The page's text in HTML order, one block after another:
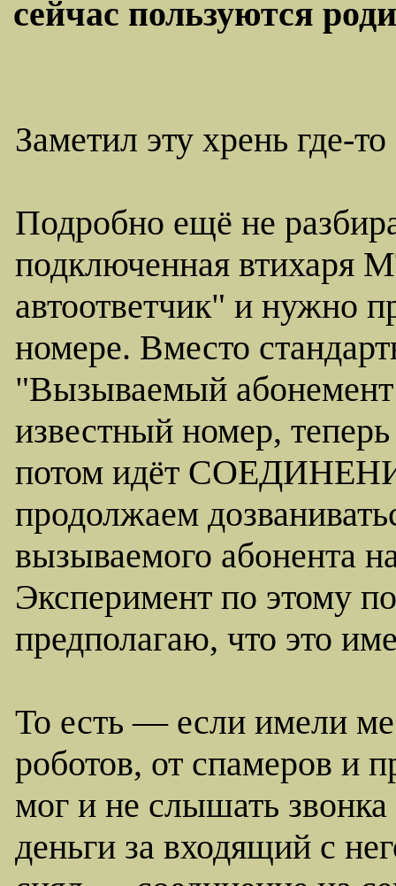
сейчас пользуются
Заметил эту хрень где-
Подробно ещё не
подключенная втихаря
автоответчик" и нужно
номере. Вместо
"Вызываемый
известный номер,
потом идёт
продолжаем
вызываемого абонента
Эксперимент по этому
предполагаю, что это
То есть — если имели
роботов, от спамеров и
мог и не слышать
деньги за входящий с